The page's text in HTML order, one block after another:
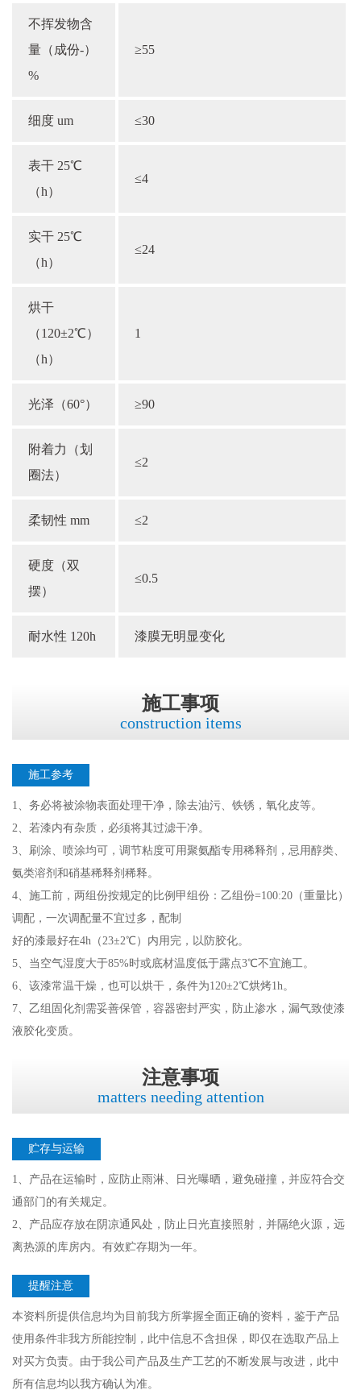
不挥发物含
量（成份-）
%
≥55
细度 um ≤30
表干 25℃
（h）
≤4
实干 25℃
（h）
≤24
烘干
（120±2℃）
（h）
1
光泽（60°） ≥90
附着力（划
圈法）
≤2
柔韧性 mm ≤2
硬度（双
摆）
≤0.5
耐水性 120h 漆膜无明显变化
施工事项
construction items
施工参考
1、务必将被涂物表面处理干净，除去油污、铁锈，氧化皮等。
2、若漆内有杂质，必须将其过滤干净。
3、刷涂、喷涂均可，调节粘度可用聚氨酯专用稀释剂，忌用醇类、
氨类溶剂和硝基稀释剂稀释。
4、施工前，两组份按规定的比例甲组份：乙组份=100:20（重量比）
调配，一次调配量不宜过多，配制
好的漆最好在4h（23±2℃）内用完，以防胶化。
5、当空气湿度大于85%时或底材温度低于露点3℃不宜施工。
6、该漆常温干燥，也可以烘干，条件为120±2℃烘烤1h。
7、乙组固化剂需妥善保管，容器密封严实，防止渗水，漏气致使漆
液胶化变质。
注意事项
matters needing attention
贮存与运输
1、产品在运输时，应防止雨淋、日光曝晒，避免碰撞，并应符合交
通部门的有关规定。
2、产品应存放在阴凉通风处，防止日光直接照射，并隔绝火源，远
离热源的库房内。有效贮存期为一年。
提醒注意
本资料所提供信息均为目前我方所掌握全面正确的资料，鉴于产品
使用条件非我方所能控制，此中信息不含担保，即仅在选取产品上
对买方负责。由于我公司产品及生产工艺的不断发展与改进，此中
所有信息均以我方确认为准。